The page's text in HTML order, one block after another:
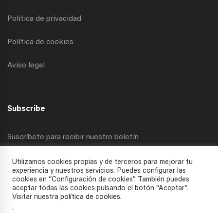
Política de privacidad
Política de cookies
Aviso legal
Subscribe
Suscríbete para recibir nuestro boletín
Utilizamos cookies propias y de terceros para mejorar tu
experiencia y nuestros servicios. Puedes configurar las
cookies en “Configuración de cookies”. También puedes
aceptar todas las cookies pulsando el botón “Aceptar”.
Visitar nuestra política de cookies.
.